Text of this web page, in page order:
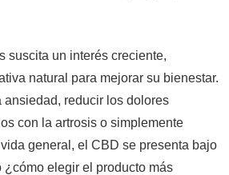
suscita un interés creciente,
natural para mejorar su bienestar.
ansiedad, reducir los dolores
con la artrosis o simplemente
general, el CBD se presenta bajo
¿cómo elegir el producto más